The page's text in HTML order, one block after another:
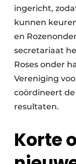
ingericht,
kunnen
en
secretariaat
Roses onder
Vereniging
coördineert
resultaten.
Korte